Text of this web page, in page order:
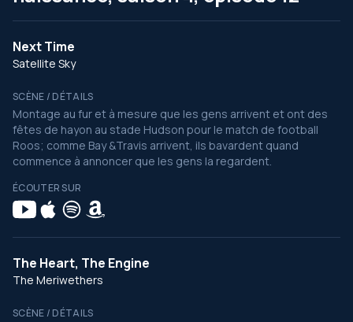
Next Time
Satellite Sky
SCÈNE / DÉTAILS
Montage au fur et à mesure que les gens arrivent et ont des
fêtes de hayon au stade Hudson pour le match de football
Roos; comme Bay &Travis arrivent, ils bavardent quand
commence à annoncer que les gens la regardent.
ÉCOUTER SUR
The Heart, The Engine
The Meriwethers
SCÈNE / DÉTAILS